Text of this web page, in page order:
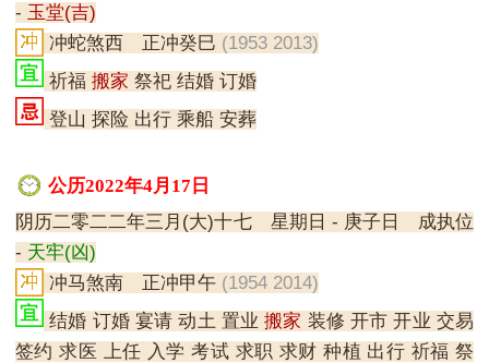
- 玉堂(吉)
冲蛇煞西 正冲癸巳 (1953 2013)
祈福 搬家 祭祀 结婚 订婚
登山 探险 出行 乘船 安葬
公历2022年4月17日
阴历二零二二年三月(大)十七 星期日 - 庚子日 成执位
- 天牢(凶)
冲马煞南 正冲甲午 (1954 2014)
结婚 订婚 宴请 动土 置业搬家 装修 开市 开业 交易
签约 求医 上任 入学 考试 求职 求财 种植 出行 祈福 祭